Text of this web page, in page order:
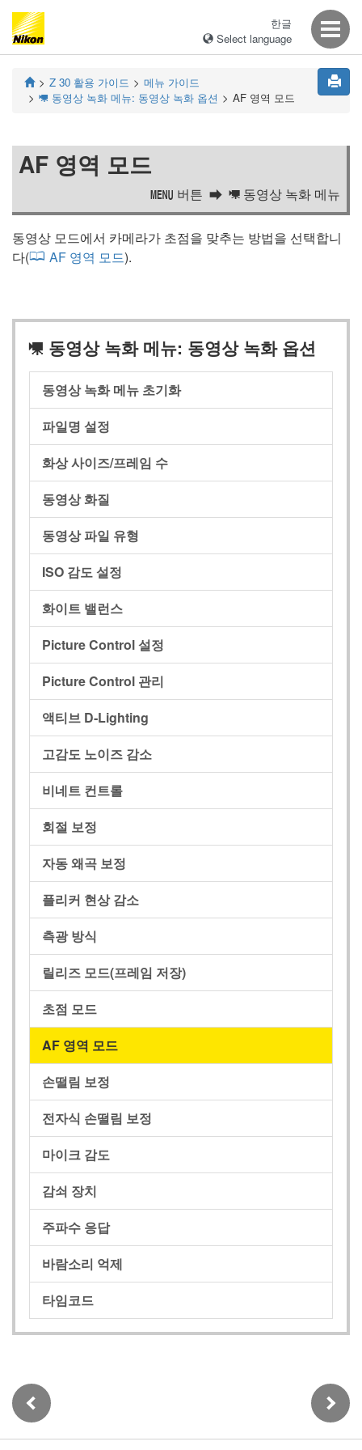
한글
Select language
Z 30 활용 가이드 메뉴 가이드
1 동영상 녹화 메뉴: 동영상 녹화 옵션 AF 영역 모드
AF 영역 모드
G 버튼 1 동영상 녹화 메뉴
동영상 모드에서 카메라가 초점을 맞추는 방법을 선택합니
다(
AF 영역 모드).
1 동영상 녹화 메뉴: 동영상 녹화 옵션
동영상 녹화 메뉴 초기화
파일명 설정
화상 사이즈/프레임 수
동영상 화질
동영상 파일 유형
ISO 감도 설정
화이트 밸런스
Picture Control 설정
Picture Control 관리
액티브 D‑Lighting
고감도 노이즈 감소
비네트 컨트롤
회절 보정
자동 왜곡 보정
플리커 현상 감소
측광 방식
릴리즈 모드(프레임 저장)
초점 모드
AF 영역 모드
손떨림 보정
전자식 손떨림 보정
마이크 감도
감쇠 장치
주파수 응답
바람소리 억제
타임코드